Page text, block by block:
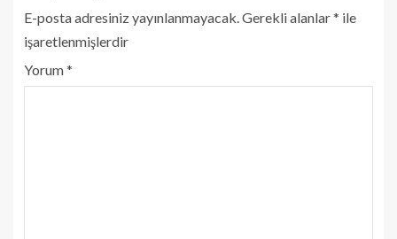
E-posta adresiniz yayınlanmayacak.Gerekli alanlar* ile
işaretlenmişlerdir
Yorum*